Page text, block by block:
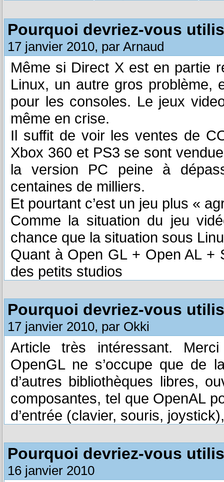
Pourquoi devriez-vous
17 janvier 2010, par Arnaud
Même si Direct X est en partie
Linux, un autre gros problème,
pour les consoles. Le jeux
même en crise.
Il suffit de voir les ventes de
Xbox 360 et PS3 se sont
la version PC peine à
centaines de milliers.
Et pourtant c’est un jeu plus «
Comme la situation du jeu
chance que la situation sous
Quant à Open GL + Open AL +
des petits studios
Pourquoi devriez-vous
17 janvier 2010, par Okki
Article très intéressant.
OpenGL ne s’occupe que de
d’autres bibliothèques libres,
composantes, tel que OpenAL
d’entrée (clavier, souris,
Pourquoi devriez-vous
16 janvier 2010